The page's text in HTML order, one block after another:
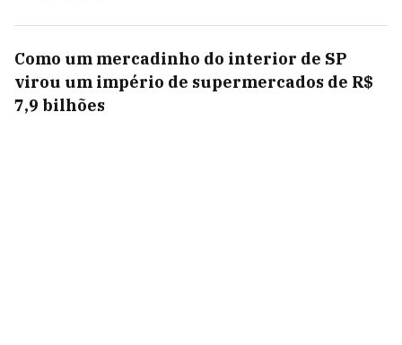
Como um mercadinho do interior de SP
virou um império de supermercados de R$
7,9 bilhões